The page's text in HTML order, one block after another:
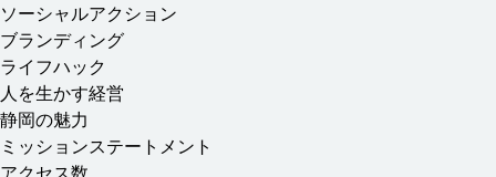
ソーシャルアクション
ブランディング
ライフハック
人を生かす経営
静岡の魅力
ミッションステートメント